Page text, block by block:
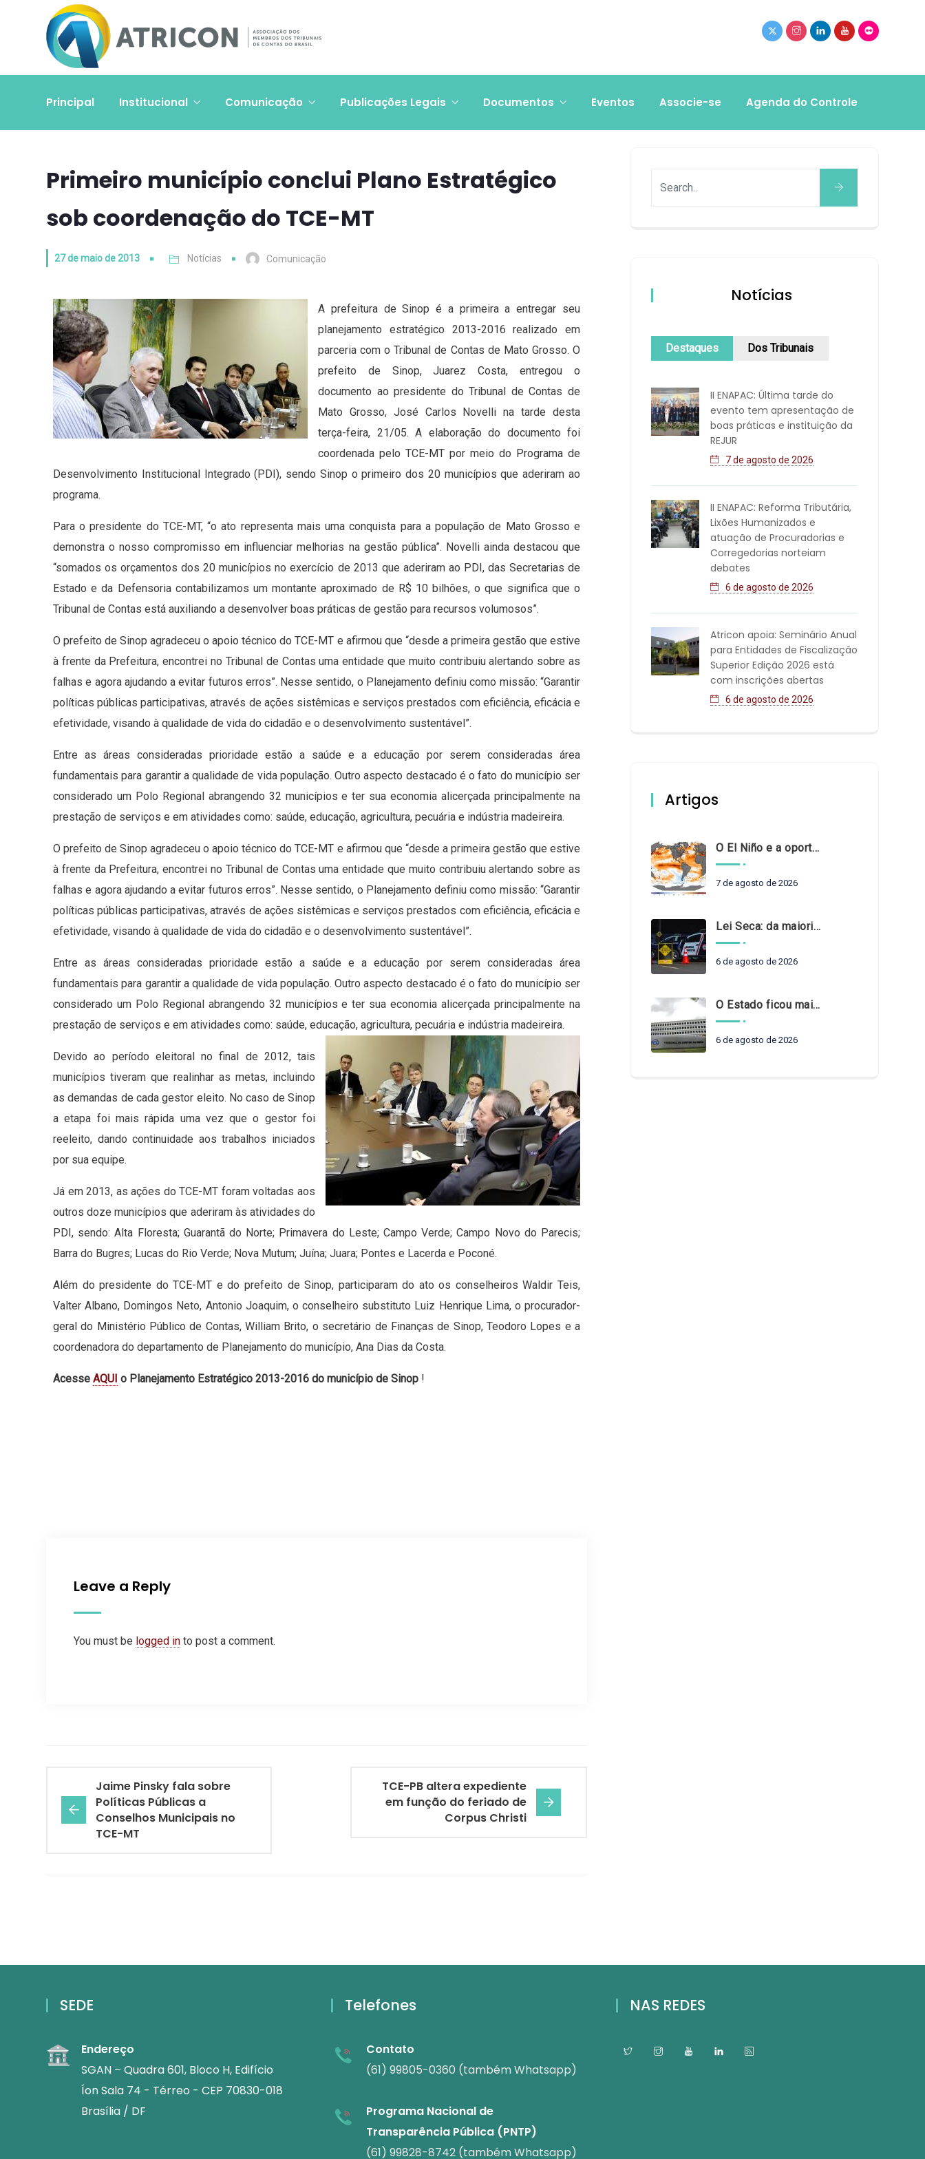
Principal Institucional Comunicação Publicações Legais Documentos Eventos Associe-se Agenda do Controle
Primeiro município conclui Plano Estratégico
sob coordenação do TCE-MT
27 de maio de 2013 Notícias Comunicação
A prefeitura de Sinop é a primeira a entregar seu
planejamento estratégico 2013-2016 realizado em
parceria com o Tribunal de Contas de Mato Grosso. O
prefeito de Sinop, Juarez Costa, entregou o
documento ao presidente do Tribunal de Contas de
Mato Grosso, José Carlos Novelli na tarde desta
terça-feira, 21/05. A elaboração do documento foi
coordenada pelo TCE-MT por meio do Programa de
Desenvolvimento Institucional Integrado (PDI), sendo Sinop o primeiro dos 20 municípios que aderiram ao
programa.
Para o presidente do TCE-MT, “o ato representa mais uma conquista para a população de Mato Grosso e
demonstra o nosso compromisso em influenciar melhorias na gestão pública”. Novelli ainda destacou que
“somados os orçamentos dos 20 municípios no exercício de 2013 que aderiram ao PDI, das Secretarias de
Estado e da Defensoria contabilizamos um montante aproximado de R$ 10 bilhões, o que significa que o
Tribunal de Contas está auxiliando a desenvolver boas práticas de gestão para recursos volumosos”.
O prefeito de Sinop agradeceu o apoio técnico do TCE-MT e afirmou que “desde a primeira gestão que estive
à frente da Prefeitura, encontrei no Tribunal de Contas uma entidade que muito contribuiu alertando sobre as
falhas e agora ajudando a evitar futuros erros”. Nesse sentido, o Planejamento definiu como missão: “Garantir
políticas públicas participativas, através de ações sistêmicas e serviços prestados com eficiência, eficácia e
efetividade, visando à qualidade de vida do cidadão e o desenvolvimento sustentável”.
Entre as áreas consideradas prioridade estão a saúde e a educação por serem consideradas área
fundamentais para garantir a qualidade de vida população. Outro aspecto destacado é o fato do município ser
considerado um Polo Regional abrangendo 32 municípios e ter sua economia alicerçada principalmente na
prestação de serviços e em atividades como: saúde, educação, agricultura, pecuária e indústria madeireira.
O prefeito de Sinop agradeceu o apoio técnico do TCE-MT e afirmou que “desde a primeira gestão que estive
à frente da Prefeitura, encontrei no Tribunal de Contas uma entidade que muito contribuiu alertando sobre as
falhas e agora ajudando a evitar futuros erros”. Nesse sentido, o Planejamento definiu como missão: “Garantir
políticas públicas participativas, através de ações sistêmicas e serviços prestados com eficiência, eficácia e
efetividade, visando à qualidade de vida do cidadão e o desenvolvimento sustentável”.
Entre as áreas consideradas prioridade estão a saúde e a educação por serem consideradas área
fundamentais para garantir a qualidade de vida população. Outro aspecto destacado é o fato do município ser
considerado um Polo Regional abrangendo 32 municípios e ter sua economia alicerçada principalmente na
prestação de serviços e em atividades como: saúde, educação, agricultura, pecuária e indústria madeireira.
Devido ao período eleitoral no final de 2012, tais
municípios tiveram que realinhar as metas, incluindo
as demandas de cada gestor eleito. No caso de Sinop
a etapa foi mais rápida uma vez que o gestor foi
reeleito, dando continuidade aos trabalhos iniciados
por sua equipe.
Já em 2013, as ações do TCE-MT foram voltadas aos
outros doze municípios que aderiram às atividades do
PDI, sendo: Alta Floresta; Guarantã do Norte; Primavera do Leste; Campo Verde; Campo Novo do Parecis;
Barra do Bugres; Lucas do Rio Verde; Nova Mutum; Juína; Juara; Pontes e Lacerda e Poconé.
Além do presidente do TCE-MT e do prefeito de Sinop, participaram do ato os conselheiros Waldir Teis,
Valter Albano, Domingos Neto, Antonio Joaquim, o conselheiro substituto Luiz Henrique Lima, o procurador-
geral do Ministério Público de Contas, William Brito, o secretário de Finanças de Sinop, Teodoro Lopes e a
coordenadora do departamento de Planejamento do município, Ana Dias da Costa.
Acesse AQUI o Planejamento Estratégico 2013-2016 do município de Sinop !
Leave a Reply
You must be logged in to post a comment.
Jaime Pinsky fala sobre
Políticas Públicas a
Conselhos Municipais no
TCE-MT
TCE-PB altera expediente
em função do feriado de
Corpus Christi
Notícias
Destaques Dos Tribunais
II ENAPAC: Última tarde do
evento tem apresentação de
boas práticas e instituição da
REJUR
7 de agosto de 2026
II ENAPAC: Reforma Tributária,
Lixões Humanizados e
atuação de Procuradorias e
Corregedorias norteiam
debates
6 de agosto de 2026
Atricon apoia: Seminário Anual
para Entidades de Fiscalização
Superior Edição 2026 está
com inscrições abertas
6 de agosto de 2026
Artigos
O El Niño e a oportunidade de fortalecer o controle externo das políticas climáticas
7 de agosto de 2026
Lei Seca: da maioridade à maturidade
6 de agosto de 2026
O Estado ficou mais complexo. O controle precisa acompanhar
6 de agosto de 2026
SEDE
Endereço
SGAN – Quadra 601, Bloco H, Edifício
Íon Sala 74 - Térreo - CEP 70830-018
Brasília / DF
Telefones
Contato
(61) 99805-0360 (também Whatsapp)
Programa Nacional de
Transparência Pública (PNTP)
(61) 99828-8742 (também Whatsapp)
NAS REDES